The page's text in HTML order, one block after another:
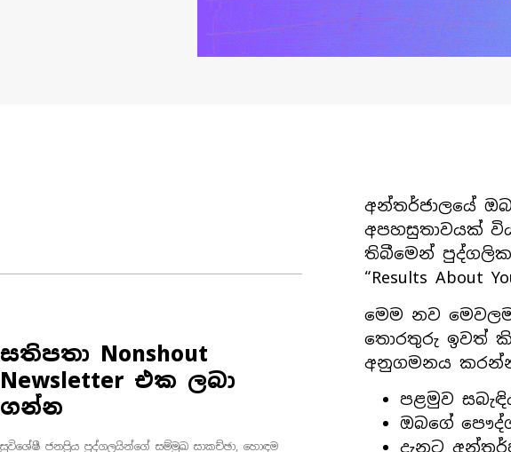
සතිපතා Nonshout
Newsletter එක ලබා
ගන්න
සුවිශේෂී ජනප්‍රිය පුද්ගලයින්ගේ සම්මුඛ සාකච්ඡා, හොඳම
අන්තර්ජාලයේ
අපහසුතාවයක්
තිබීමෙන්
“Results
මෙම නව
තොරතුරු ඉවත්
අනුගමනය
පළමුව
ඔබගේ
දැනට